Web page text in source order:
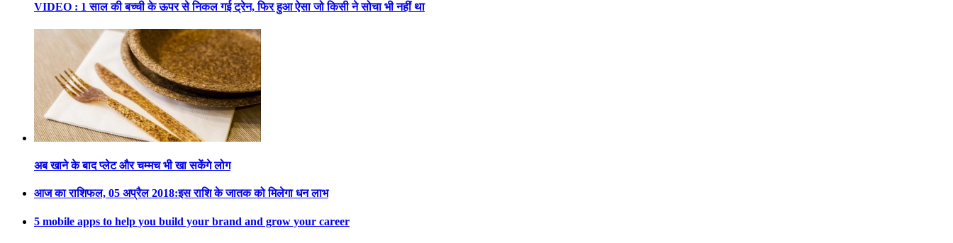
VIDEO : 1 साल की बच्ची के ऊपर से निकल गई ट्रेन, फिर हुआ ऐसा जो किसी ने सोचा भी नहीं था
अब खाने के बाद प्लेट और चम्मच भी खा सकेंगे लोग
आज का राशिफल, 05 अप्रैल 2018:इस राशि के जातक को मिलेगा धन लाभ
5 mobile apps to help you build your brand and grow your career